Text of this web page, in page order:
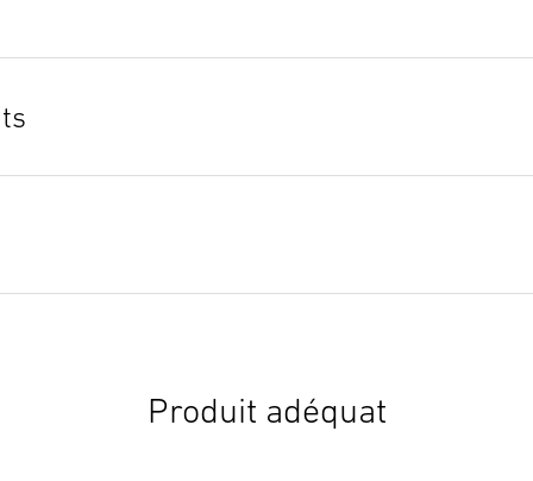
Produit adéquat